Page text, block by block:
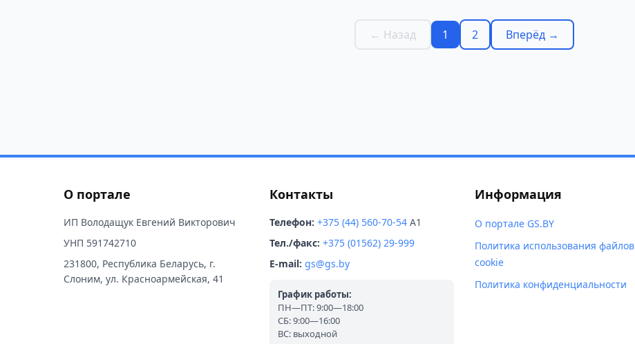
← Назад 1 2 Вперёд →
О портале
ИП Володащук Евгений Викторович
УНП 591742710
231800, Республика Беларусь, г.
Слоним, ул. Красноармейская, 41
Контакты
Телефон: +375 (44) 560-70-54A1
Тел./факс: +375 (01562) 29-999
E-mail: gs@gs.by
График работы:
ПН—ПТ: 9:00—18:00
СБ: 9:00—16:00
ВС: выходной
Информация
О портале GS.BY
Политика использования файлов
cookie
Политика конфиденциальности